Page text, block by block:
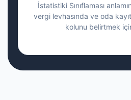
İstatistiki Sınıflaması
vergi levhasında ve oda
kolunu belirtmek